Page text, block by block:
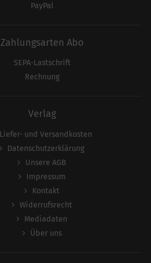
PayPal
Zahlungsarten Abo
SEPA-Lastschrift
Rechnung
Verlag
Liefer- und Versandkosten
Datenschutzerklärung
Unsere AGB
Impressum
Kontakt
Widerrufsrecht
Mediadaten
Über uns